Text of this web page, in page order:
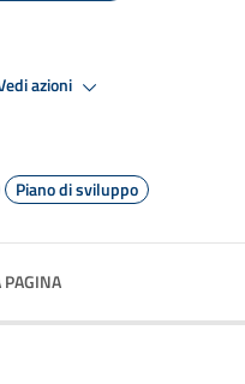
azioni
Piano di sviluppo
PAGINA